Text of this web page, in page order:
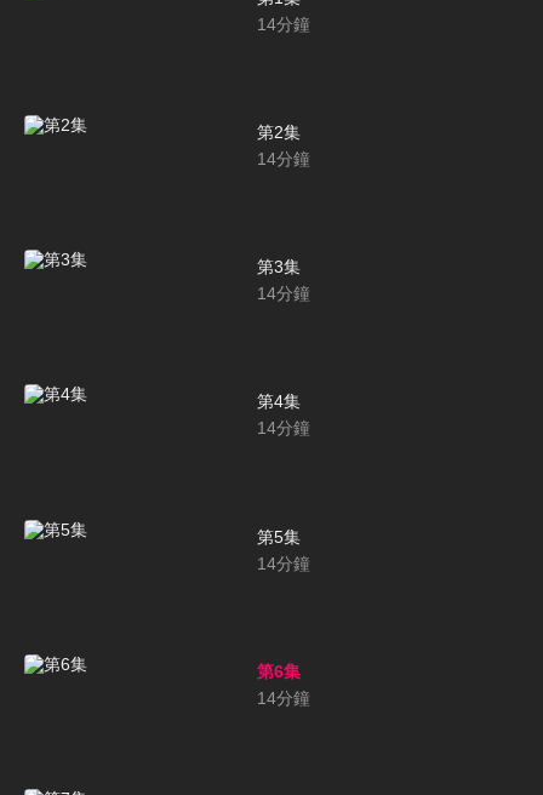
14分鐘
第2集
14分鐘
第3集
14分鐘
第4集
14分鐘
第5集
14分鐘
第6集
14分鐘